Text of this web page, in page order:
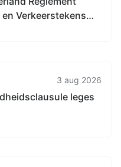
Verkeerstekens
3 aug 2026
leges